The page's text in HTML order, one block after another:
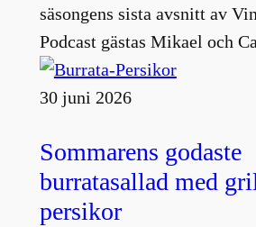
säsongens sista avsnitt av
Podcast gästas Mikael och
30 juni 2026
Sommarens godaste
burratasallad med
persikor